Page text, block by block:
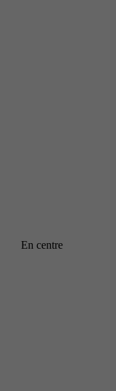
En centre